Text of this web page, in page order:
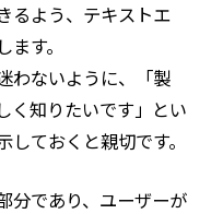
るよう、テキストエ
す。
わないように、「製
知りたいです」とい
ておくと親切です。
分であり、ユーザーが